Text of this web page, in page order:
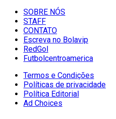
SOBRE NÓS
STAFF
CONTATO
Escreva no Bolavip
RedGol
Futbolcentroamerica
Termos e Condições
Políticas de privacidade
Política Editorial
Ad Choices